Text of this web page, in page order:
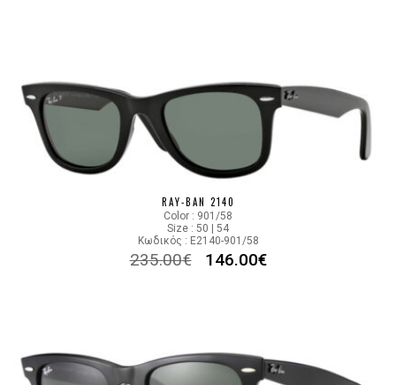
RAY-BAN 2140
Color : 901/58
Size : 50 | 54
Κωδικός : E2140-901/58
235.00€ 146.00€